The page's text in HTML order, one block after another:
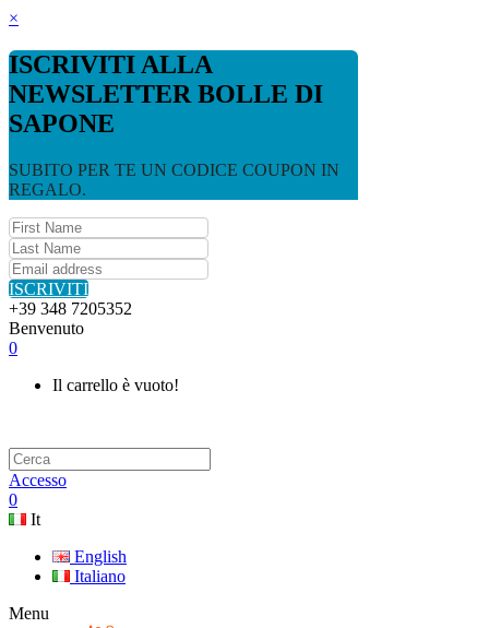
×
ISCRIVITI ALLA
NEWSLETTER BOLLE DI
SAPONE
SUBITO PER TE UN CODICE COUPON IN
REGALO.
ISCRIVITI
+39 348 7205352
Benvenuto
0
Il carrello è vuoto!
Accesso
0
It
English
Italiano
Menu